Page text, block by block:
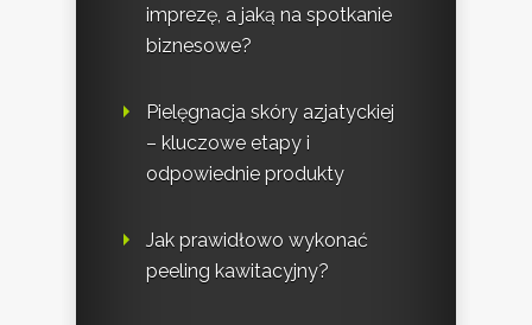
imprezę, a jaką na spotkanie
biznesowe?
Pielęgnacja skóry azjatyckiej
– kluczowe etapy i
odpowiednie produkty
Jak prawidłowo wykonać
peeling kawitacyjny?